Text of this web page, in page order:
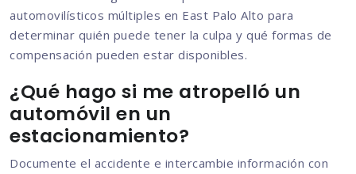
automovilísticos múltiples en East Palo Alto para
determinar quién puede tener la culpa y qué formas de
compensación pueden estar disponibles.
¿Qué hago si me atropelló un
automóvil en un
estacionamiento?
Documente el accidente e intercambie información con